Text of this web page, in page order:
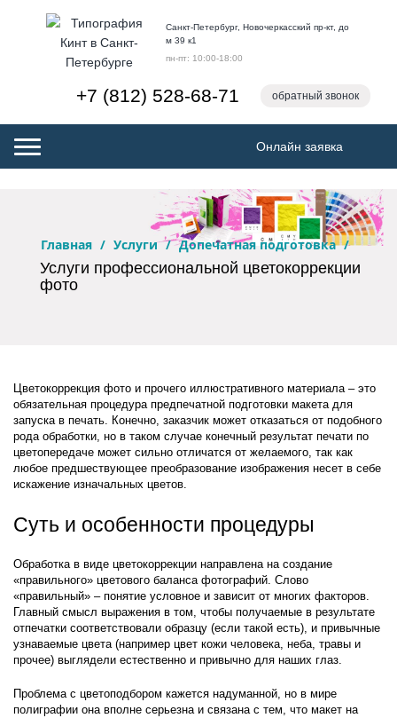
Санкт-Петербург, Новочеркасский пр-кт, до
м 39 к1
пн-пт: 10:00-18:00
+7 (812) 528-68-71 обратный звонок
Toggle
navigation
Онлайн заявка
Главная / Услуги / Допечатная подготовка /
Услуги профессиональной цветокоррекции
фото
Цветокоррекция фото и прочего иллюстративного материала – это
обязательная процедура предпечатной подготовки макета для
запуска в печать. Конечно, заказчик может отказаться от подобного
рода обработки, но в таком случае конечный результат печати по
цветопередаче может сильно отличатся от желаемого, так как
любое предшествующее преобразование изображения несет в себе
искажение изначальных цветов.
Суть и особенности процедуры
Обработка в виде цветокоррекции направлена на создание
«правильного» цветового баланса фотографий. Слово
«правильный» – понятие условное и зависит от многих факторов.
Главный смысл выражения в том, чтобы получаемые в результате
отпечатки соответствовали образцу (если такой есть), и привычные
узнаваемые цвета (например цвет кожи человека, неба, травы и
прочее) выглядели естественно и привычно для наших глаз.
Проблема с цветоподбором кажется надуманной, но в мире
полиграфии она вполне серьезна и связана с тем, что макет на